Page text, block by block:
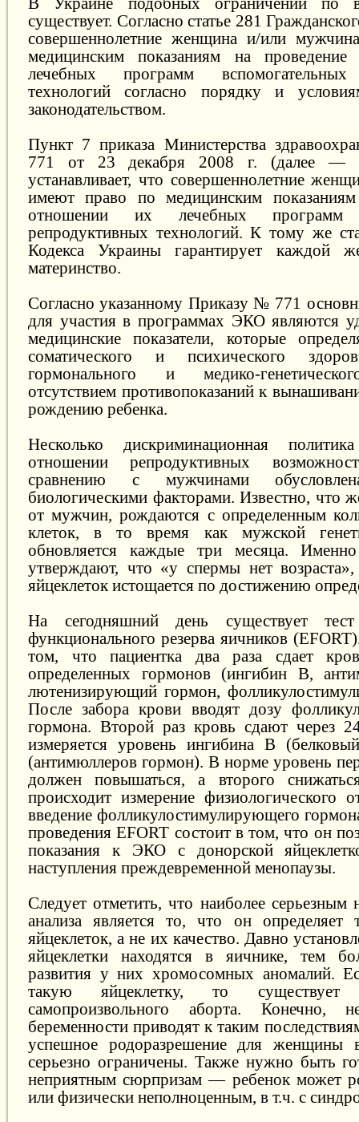
существует. Согласно статье 281
совершеннолетние женщина и/или
медицинским показаниям на
лечебных программ вспомогательных
технологий согласно порядку и
законодательством.
Пункт 7 приказа Министерства
771 от 23 декабря 2008 г. (далее
устанавливает, что совершеннолетние
имеют право по медицинским
отношении их лечебных программ
репродуктивных технологий. К тому же
Кодекса Украины гарантирует каждой
материнство.
Согласно указанному Приказу № 771
для участия в программах ЭКО являются
медицинские показатели, которые
соматического и психического
гормонального и медико-
отсутствием противопоказаний к
рождению ребенка.
Несколько дискриминационная
отношении репродуктивных
сравнению с мужчинами
биологическими факторами. Известно, что
от мужчин, рождаются с определенным
клеток, в то время как мужской
обновляется каждые три месяца.
утверждают, что «у спермы нет
яйцеклеток истощается по достижению
На сегодняшний день существует
функционального резерва яичников
том, что пациентка два раза сдает
определенных гормонов (ингибин В,
лютенизирующий гормон,
После забора крови вводят дозу
гормона. Второй раз кровь сдают через
измеряется уровень ингибина В
(антимюллеров гормон). В норме уровень
должен повышаться, а второго
происходит измерение физиологического
введение фолликулостимулирующего
проведения EFORT состоит в том, что он
показания к ЭКО с донорской
наступления преждевременной менопаузы.
Следует отметить, что наиболее серьезным
анализа является то, что он определяет
яйцеклеток, а не их качество. Давно
яйцеклетки находятся в яичнике, тем
развития у них хромосомных аномалий.
такую яйцеклетку, то
самопроизвольного аборта. Конечно,
беременности приводят к таким
успешное родоразрешение для женщины
серьезно ограничены. Также нужно быть
неприятным сюрпризам — ребенок может
или физически неполноценным, в т.ч. с